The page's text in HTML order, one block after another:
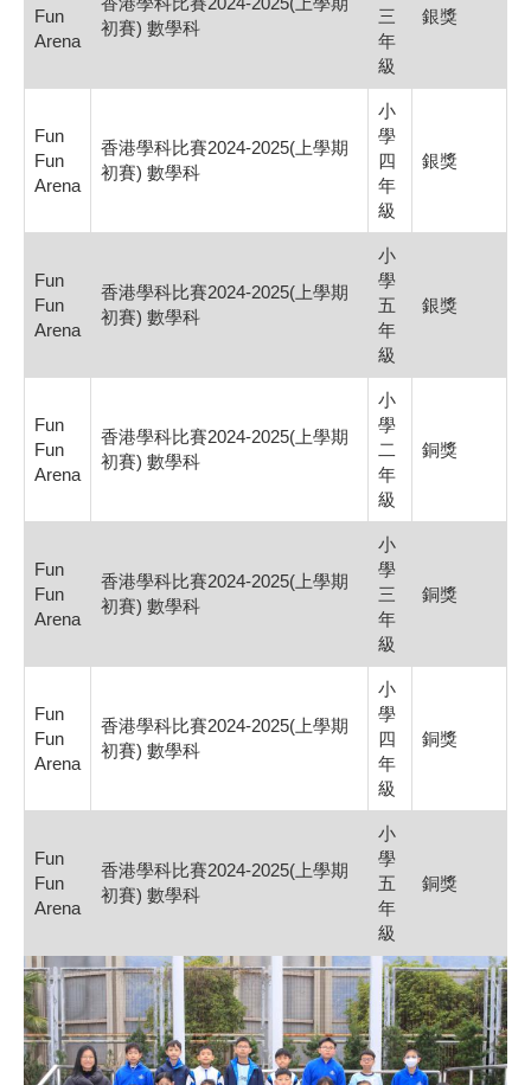
Fun
Arena
初賽) 數學科
三
年
級
銀獎
Fun
Fun
Arena
香港學科比賽2024-2025(上學期
初賽) 數學科
小
學
四
年
級
銀獎
Fun
Fun
Arena
香港學科比賽2024-2025(上學期
初賽) 數學科
小
學
五
年
級
銀獎
Fun
Fun
Arena
香港學科比賽2024-2025(上學期
初賽) 數學科
小
學
二
年
級
銅獎
Fun
Fun
Arena
香港學科比賽2024-2025(上學期
初賽) 數學科
小
學
三
年
級
銅獎
Fun
Fun
Arena
香港學科比賽2024-2025(上學期
初賽) 數學科
小
學
四
年
級
銅獎
Fun
Fun
Arena
香港學科比賽2024-2025(上學期
初賽) 數學科
小
學
五
年
級
銅獎